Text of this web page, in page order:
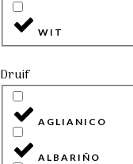
WIT
Druif
AGLIANICO
ALBARIÑO